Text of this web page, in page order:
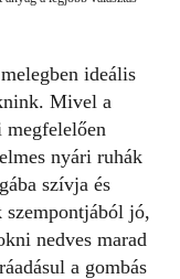
ideális
. Mivel a
megfelelően
nyári ruhák
szívja és
szempontjából jó,
nedves marad
a gombás